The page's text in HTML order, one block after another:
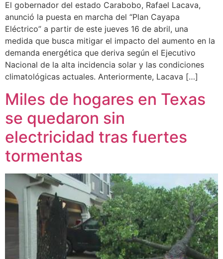
El gobernador del estado Carabobo, Rafael Lacava,
anunció la puesta en marcha del “Plan Cayapa
Eléctrico” a partir de este jueves 16 de abril, una
medida que busca mitigar el impacto del aumento en la
demanda energética que deriva según el Ejecutivo
Nacional de la alta incidencia solar y las condiciones
climatológicas actuales. Anteriormente, Lacava […]
Miles de hogares en Texas
se quedaron sin
electricidad tras fuertes
tormentas